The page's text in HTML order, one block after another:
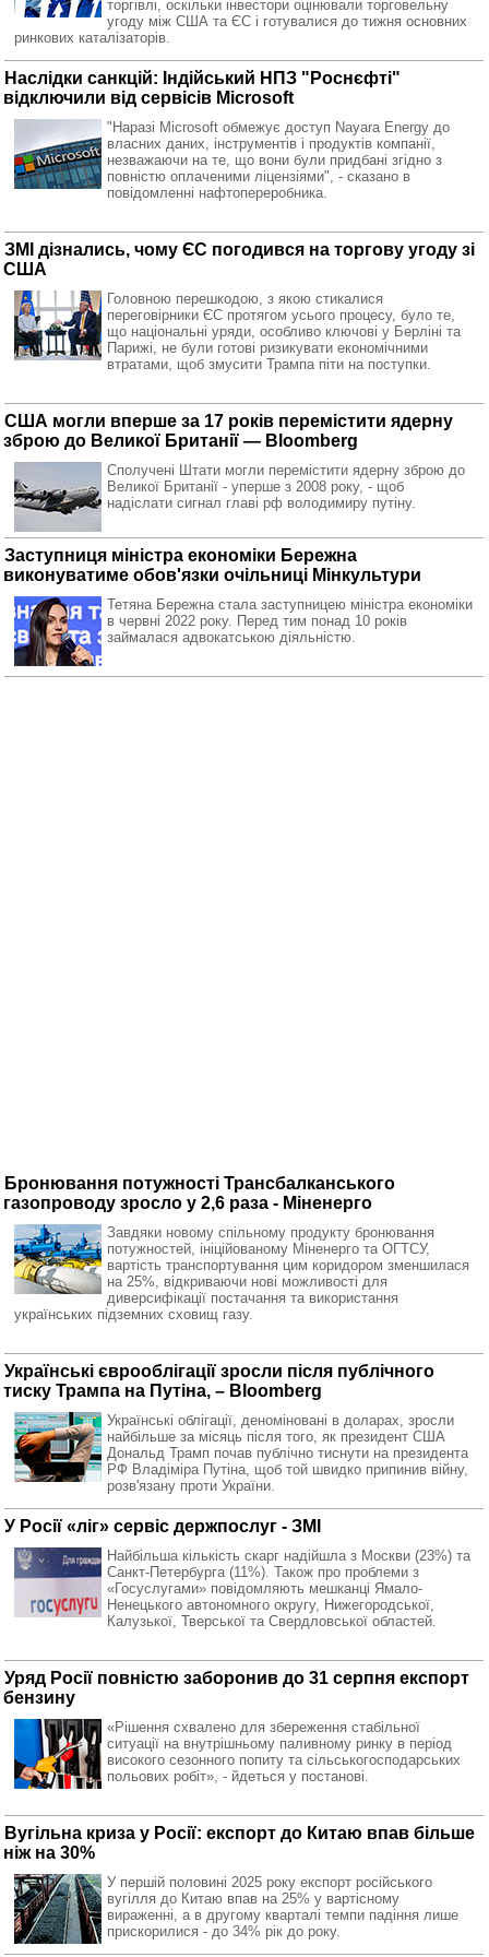
торгівлі, оскільки інвестори оцінювали торговельну
угоду між США та ЄС і готувалися до тижня основних
ринкових каталізаторів.
Наслідки санкцій: Індійський НПЗ "Роснєфті"
відключили від сервісів Microsoft
"Наразі Microsoft обмежує доступ Nayara Energy до
власних даних, інструментів і продуктів компанії,
незважаючи на те, що вони були придбані згідно з
повністю оплаченими ліцензіями", - сказано в
повідомленні нафтопереробника.
ЗМІ дізнались, чому ЄС погодився на торгову угоду зі
США
Головною перешкодою, з якою стикалися
переговірники ЄС протягом усього процесу, було те,
що національні уряди, особливо ключові у Берліні та
Парижі, не були готові ризикувати економічними
втратами, щоб змусити Трампа піти на поступки.
США могли вперше за 17 років перемістити ядерну
зброю до Великої Британії — Bloomberg
Сполучені Штати могли перемістити ядерну зброю до
Великої Британії - уперше з 2008 року, - щоб
надіслати сигнал главі рф володимиру путіну.
Заступниця міністра економіки Бережна
виконуватиме обов'язки очільниці Мінкультури
Тетяна Бережна стала заступницею міністра економіки
в червні 2022 року. Перед тим понад 10 років
займалася адвокатською діяльністю.
Бронювання потужності Трансбалканського
газопроводу зросло у 2,6 раза - Міненерго
Завдяки новому спільному продукту бронювання
потужностей, ініційованому Міненерго та ОГТСУ,
вартість транспортування цим коридором зменшилася
на 25%, відкриваючи нові можливості для
диверсифікації постачання та використання
українських підземних сховищ газу.
Українські єврооблігації зросли після публічного
тиску Трампа на Путіна, – Bloomberg
Українські облігації, деноміновані в доларах, зросли
найбільше за місяць після того, як президент США
Дональд Трамп почав публічно тиснути на президента
РФ Владіміра Путіна, щоб той швидко припинив війну,
розв'язану проти України.
У Росії «ліг» сервіс держпослуг - ЗМІ
Найбільша кількість скарг надійшла з Москви (23%) та
Санкт-Петербурга (11%). Також про проблеми з
«Госуслугами» повідомляють мешканці Ямало-
Ненецького автономного округу, Нижегородської,
Калузької, Тверської та Свердловської областей.
Уряд Росії повністю заборонив до 31 серпня експорт
бензину
«Рішення схвалено для збереження стабільної
ситуації на внутрішньому паливному ринку в період
високого сезонного попиту та сільськогосподарських
польових робіт», - йдеться у постанові.
Вугільна криза у Росії: експорт до Китаю впав більше
ніж на 30%
У першій половині 2025 року експорт російського
вугілля до Китаю впав на 25% у вартісному
вираженні, а в другому кварталі темпи падіння лише
прискорилися - до 34% рік до року.